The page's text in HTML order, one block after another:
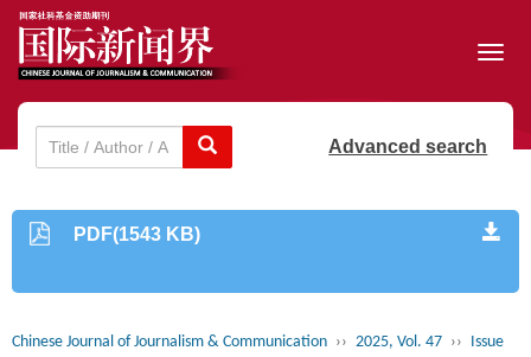
Advanced search
PDF(1543 KB)
Chinese Journal of Journalism & Communication ›› 2025, Vol. 47 ›› Issue